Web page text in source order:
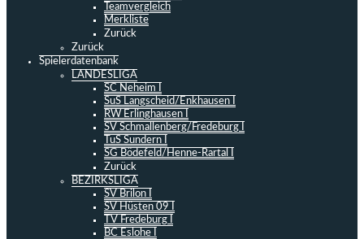
Teamvergleich
Merkliste
Zurück
Zurück
Spielerdatenbank
LANDESLIGA
SC Neheim I
SuS Langscheid/Enkhausen I
RW Erlinghausen I
SV Schmallenberg/Fredeburg I
TuS Sundern I
SG Bödefeld/Henne-Rartal I
Zurück
BEZIRKSLIGA
SV Brilon I
SV Hüsten 09 I
TV Fredeburg I
BC Eslohe I